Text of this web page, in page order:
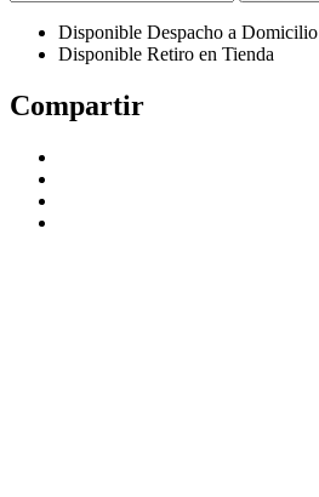
Disponible Despacho a Domicilio
Disponible Retiro en Tienda
Compartir